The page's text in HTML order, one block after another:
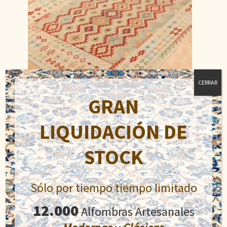
Kilim
1.300,00€
El
precio
original
era:
1.300,00€.
950,00€El
precio
actual
es:
950,00€.
Añadir al carrito
GRAN
LIQUIDACIÓN DE
STOCK
Sólo por tiempo tiempo limitado
12.000Alfombras Artesanales
CERRAR